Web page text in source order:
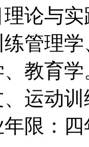
论与
管理
、教育
运动
限：四